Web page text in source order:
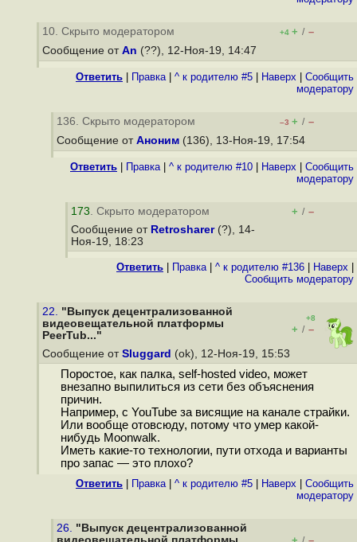
10. Скрыто модератором +4 + / –
Сообщение от An (??), 12-Ноя-19, 14:47
Ответить Правка| ^ к родителю #5 Наверх
Cообщить
модератору
136. Скрыто модератором –3 + / –
Сообщение от Аноним (136), 13-Ноя-19, 17:54
Ответить Правка| ^ к родителю #10 Наверх
Cообщить
модератору
173. Скрыто модератором + / –
Сообщение от Retrosharer(?), 14-
Ноя-19, 18:23
Ответить Правка| ^ к родителю #136 Наверх
Cообщить модератору
22. "Выпуск децентрализованной
видеовещательной платформы
PeerTub..."
+8
+ / –
Сообщение от Sluggard (ok), 12-Ноя-19, 15:53
Поростое, как палка, self-hosted video, может
внезапно выпилиться из сети без объяснения
причин.
Например, с YouTube за висящие на канале страйки.
Или вообще отовсюду, потому что умер какой-
нибудь Moonwalk.
Иметь какие-то технологии, пути отхода и варианты
про запас — это плохо?
Ответить Правка| ^ к родителю #5 Наверх
Cообщить
модератору
26. "Выпуск децентрализованной